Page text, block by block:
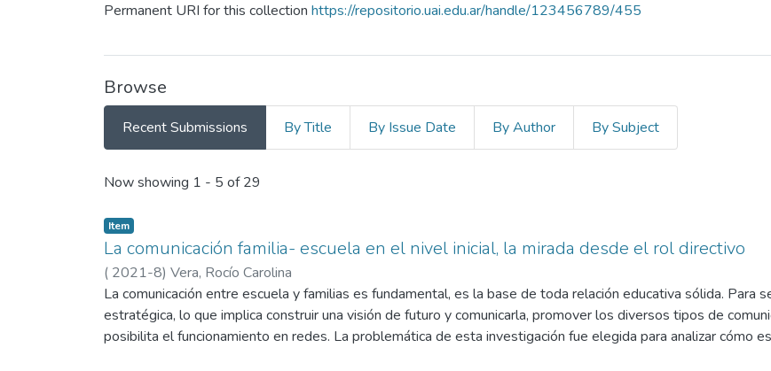
Permanent URI for this collection https://repositorio.uai.edu.ar/handle/123456789/455
Browse
Recent Submissions By Title By Issue Date By Author By Subject
Recent Submissions
Now showing 1 - 5 of 29
Item
La comunicación familia- escuela en el nivel inicial, la mirada desde el rol directivo
( 2021-8) Vera, Rocío Carolina
La comunicación entre escuela y familias es fundamental, es la base de toda relación educativa sólida. Para
estratégica, lo que implica construir una visión de futuro y comunicarla, promover los diversos tipos de
posibilita el funcionamiento en redes. La problemática de esta investigación fue elegida para analizar cómo